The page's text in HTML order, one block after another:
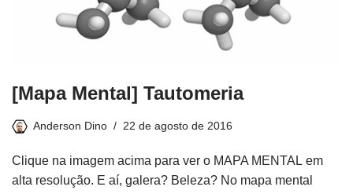
[Mapa Mental] Tautomeria
Anderson Dino 22 de agosto de 2016
Clique na imagem acima para ver o MAPA MENTAL em
alta resolução. E aí, galera? Beleza? No mapa mental